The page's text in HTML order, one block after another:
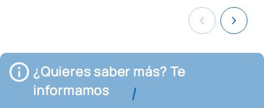
¿Quieres saber más? Te
informamos